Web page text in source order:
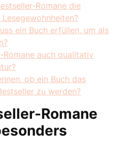
Romane die
ein Buch erfüllen, um als
Romane auch qualitativ
ob ein Buch das
zu werden?
Romane